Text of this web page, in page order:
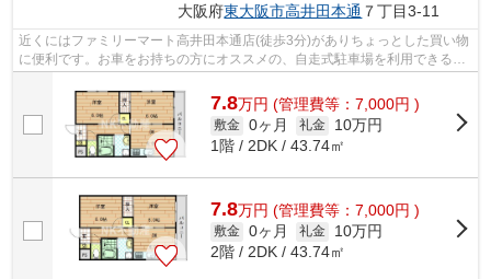
大阪府東大阪市高井田本通 ７丁目3-11
近くにはファミリーマート高井田本通店(徒歩3分)がありちょっとした買い物
に便利です。お車をお持ちの方にオススメの、自走式駐車場を利用できる物
件です。周辺には、徒歩5分で利用で...
7.8万円 (管理費等：7,000円 )
敷金 0ヶ月 礼金
10万円
1階 / 2DK / 43.74㎡
7.8万円 (管理費等：7,000円 )
敷金 0ヶ月 礼金
10万円
2階 / 2DK / 43.74㎡